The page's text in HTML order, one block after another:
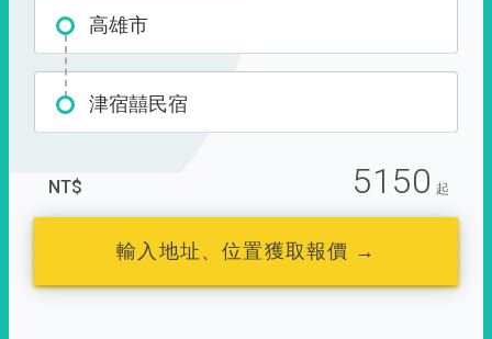
高雄市
津宿囍民宿
NT$ 5150 起
輸入地址、位置獲取報價 →